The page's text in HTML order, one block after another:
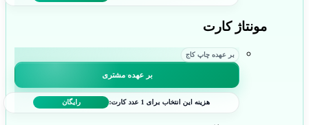
مونتاژ کارت
بر عهده مشتری
بر عهده چاپ کاج
هزینه این انتخاب برای 1 عدد کارت: رایگان